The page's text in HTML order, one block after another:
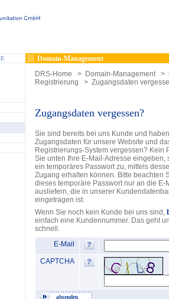
Domain-Management
DRS-Home
> Domain-Management >
Registrierung
> Zugangsdaten
Zugangsdaten vergessen?
Sie sind bereits bei uns Kunde und
Zugangsdaten für unsere Website und
Registrierungs-System vergessen? Kein
Sie unten Ihre E-Mail-Adresse eingeben,
ein temporäres Passwort zu, mittels
Zugang erhalten können. Bitte beachten
dieses temporäre Passwort nur an die E-
ausliefern, die in unserer
eingetragen ist.
Wenn Sie noch kein Kunde bei uns sind,
einfach eine Kundennummer. Das geht
schnell.
E-Mail
CAPTCHA
absenden